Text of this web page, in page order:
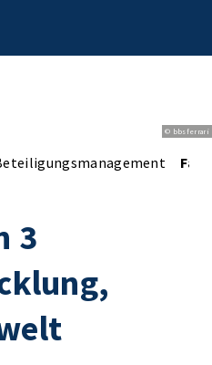
© bbsferrari
3